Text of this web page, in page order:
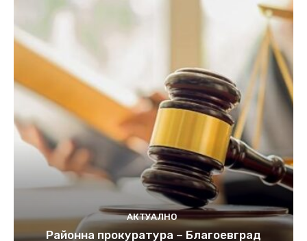
АКТУАЛНО
Районна прокуратура – Благоевград